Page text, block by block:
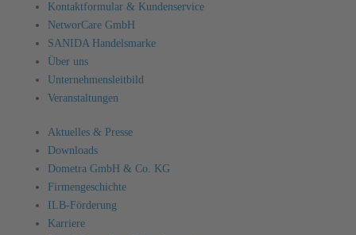
Kontaktformular & Kundenservice
NetworCare GmbH
SANIDA Handelsmarke
Über uns
Unternehmensleitbild
Veranstaltungen
Aktuelles & Presse
Downloads
Dometra GmbH & Co. KG
Firmengeschichte
ILB-Förderung
Karriere